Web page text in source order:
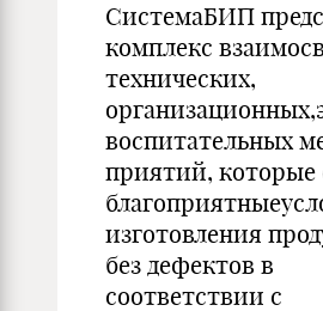
СистемаБИП
комплекс
техни­ческих,
воспитательных
приятий, которые
изготовле­ния
без дефектов в
соответствии с